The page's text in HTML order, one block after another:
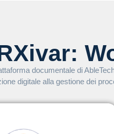
documentale di
digitale alla gestione dei